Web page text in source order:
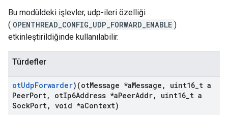
Bu modüldeki işlevler, udp-ileri özelliği
( OPENTHREAD_CONFIG_UDP_FORWARD_ENABLE )
etkinleştirildiğinde kullanılabilir.
Türdefler
otUdpForwarder)(otMessage *aMessage , uint16 t a
PeerPort, otIp6Address *aPeerAddr, uint16 t a
SockPort, void *aContext)